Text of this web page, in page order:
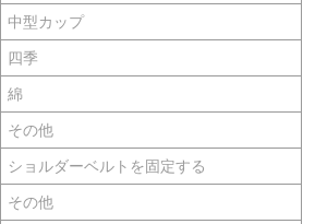
中型カップ
四季
綿
その他
ショルダーベルトを固定する
その他